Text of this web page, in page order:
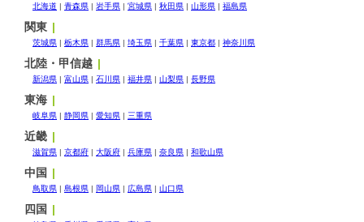
北海道 青森県 岩手県 宮城県 秋田県 山形県 福島県
関東
茨城県 栃木県 群馬県 埼玉県 千葉県 東京都 神奈川県
北陸・甲信越
新潟県 富山県 石川県 福井県 山梨県 長野県
東海
岐阜県 静岡県 愛知県 三重県
近畿
滋賀県 京都府 大阪府 兵庫県 奈良県 和歌山県
中国
鳥取県 島根県 岡山県 広島県 山口県
四国